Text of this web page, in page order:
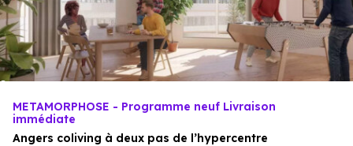
METAMORPHOSE - Programme neuf Livraison
immédiate
Angers coliving à deux pas de l’hypercentre